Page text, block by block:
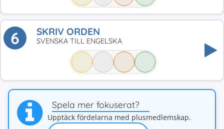
6 SKRIV ORDEN
SVENSKA TILL ENGELSKA
Spela mer fokuserat?
Upptäck fördelarna med plusmedlemskap.